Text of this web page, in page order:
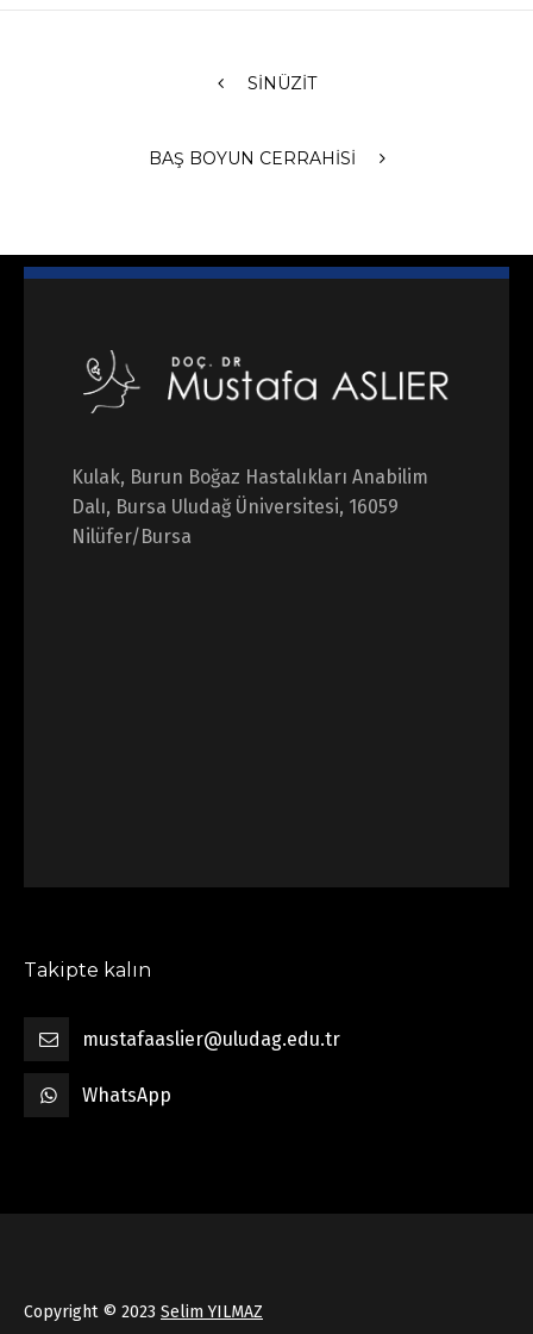
SINÜZIT
BAŞ BOYUN CERRAHISI
Kulak, Burun Boğaz Hastalıkları Anabilim
Dalı, Bursa Uludağ Üniversitesi, 16059
Nilüfer/Bursa
Takipte kalın
mustafaaslier@uludag.edu.tr
WhatsApp
Copyright © 2023 Selim YILMAZ